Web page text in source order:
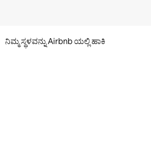
ನಿಮ್ಮ ಸ್ಥಳವನ್ನು Airbnb ಯಲ್ಲಿ ಹಾಕಿ